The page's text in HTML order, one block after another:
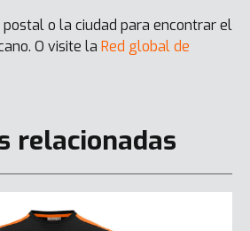
o la ciudad para encontrar el
O visite la Red global de
relacionadas